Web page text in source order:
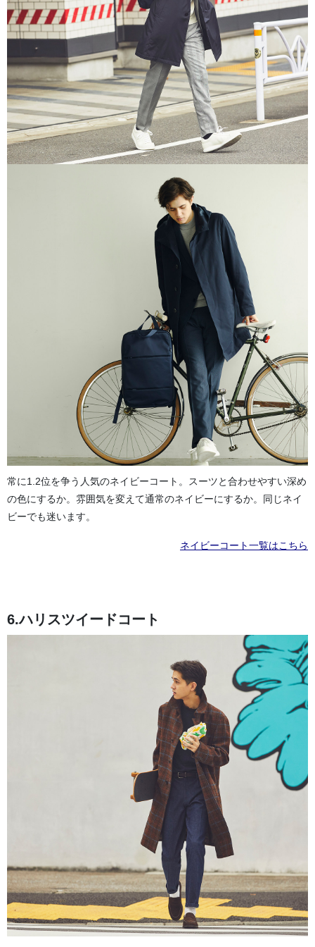
常に1.2位を争う人気のネイビーコート。スーツと合わせやすい深め
の色にするか。雰囲気を変えて通常のネイビーにするか。同じネイ
ビーでも迷います。
ネイビーコート一覧はこちら
6.ハリスツイードコート